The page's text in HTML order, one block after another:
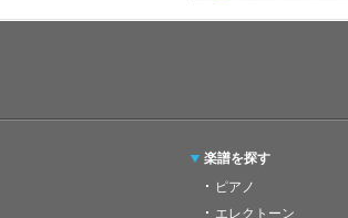
楽譜を探す
ピアノ
エレクトーン